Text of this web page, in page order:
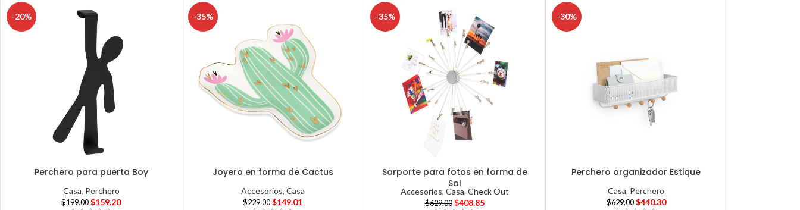
-20%
Perchero para puerta Boy
Casa, Perchero
$199.00 $159.20
-35%
Joyero en forma de Cactus
Accesorios, Casa
$229.00 $149.01
-35%
Sorporte para fotos en forma de
Sol
Accesorios, Casa, Check Out
$629.00 $408.85
-30%
Perchero organizador Estique
Casa, Perchero
$629.00 $440.30